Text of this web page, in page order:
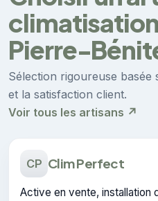
Pierre-
Sélection rigoureuse
et la satisfaction client.
Voir tous les artisans ↗
CP Clim Perfect
Active en vente, installation